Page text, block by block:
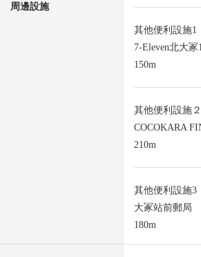
周邊設施
其他便利設施1
7-Eleven北大
150m
其他便利設施２
COCOKARA
210m
其他便利設施3
大冢站前郵局
180m